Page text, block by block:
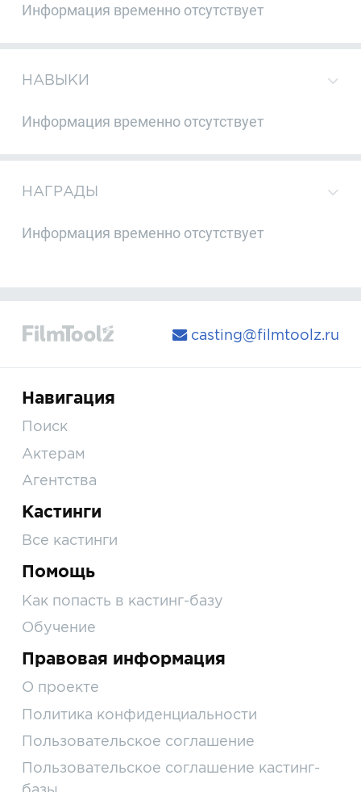
Информация временно отсутствует
НАВЫКИ
Информация временно отсутствует
НАГРАДЫ
Информация временно отсутствует
casting@filmtoolz.ru
Навигация
Поиск
Актерам
Агентства
Кастинги
Все кастинги
Помощь
Как попасть в кастинг-базу
Обучение
Правовая информация
О проекте
Политика конфиденциальности
Пользовательское соглашение
Пользовательское соглашение кастинг-